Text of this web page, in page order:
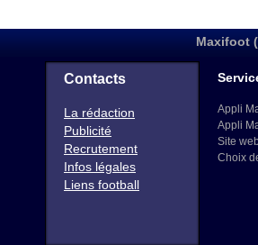
Maxifoot
Contacts
La rédaction
Publicité
Recrutement
Infos légales
Liens football
Appli
Appli
Site
Choix